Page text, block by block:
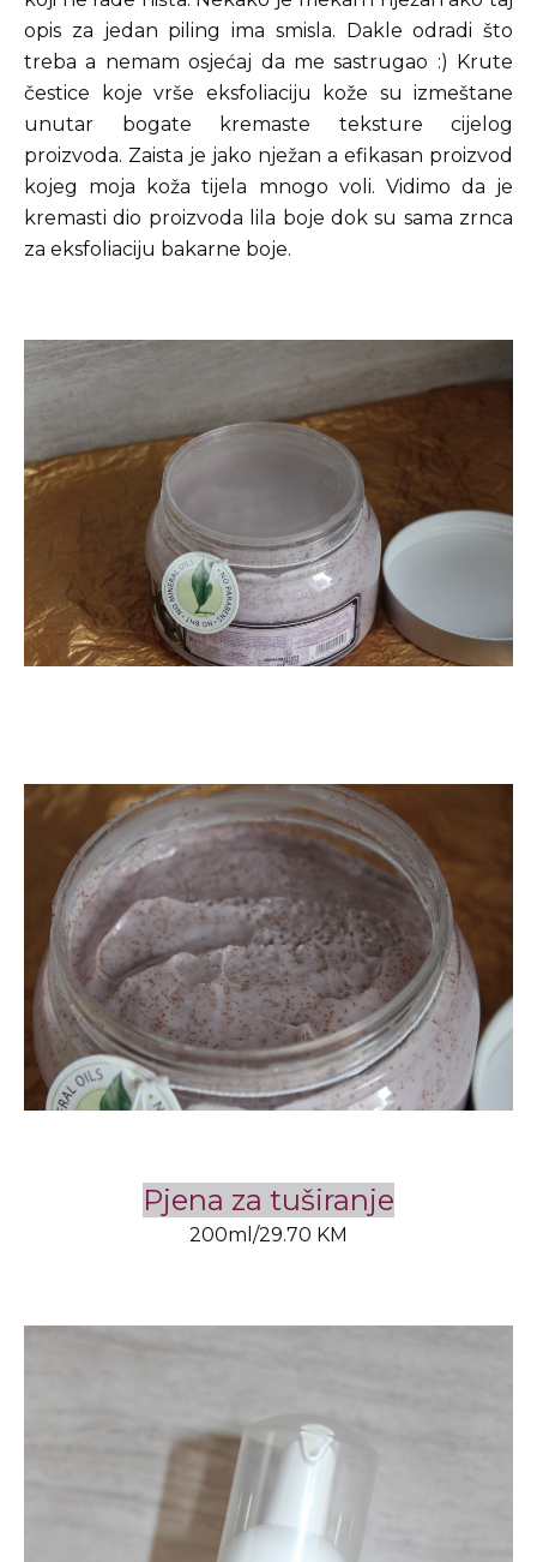
opis za jedan piling ima smisla. Dakle odradi što
treba a nemam osjećaj da me sastrugao :) Krute
čestice koje vrše eksfoliaciju kože su izmeštane
unutar bogate kremaste teksture cijelog
proizvoda. Zaista je jako nježan a efikasan proizvod
kojeg moja koža tijela mnogo voli. Vidimo da je
kremasti dio proizvoda lila boje dok su sama zrnca
za eksfoliaciju bakarne boje.
Pjena za tuširanje
200ml/29.70 KM